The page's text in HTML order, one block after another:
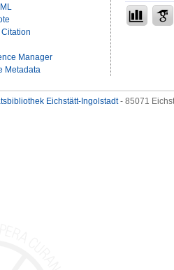
Citation
Manager
Metadata
Eichstätt-Ingolstadt- 85071